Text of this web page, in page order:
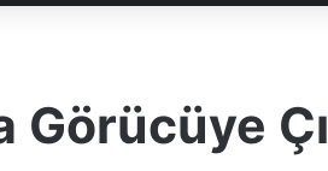
Görücüye